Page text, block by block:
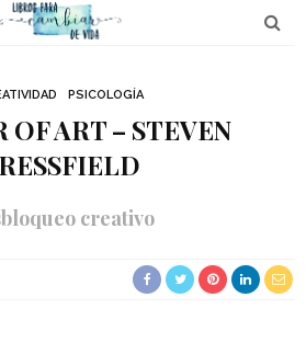
PSICOLOGÍA
OF ART – STEVEN
creativo